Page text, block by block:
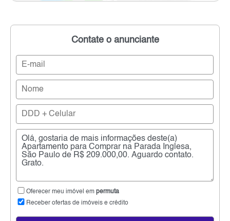
Contate o anunciante
Oferecer meu imóvel em permuta
Receber ofertas de imóveis e crédito